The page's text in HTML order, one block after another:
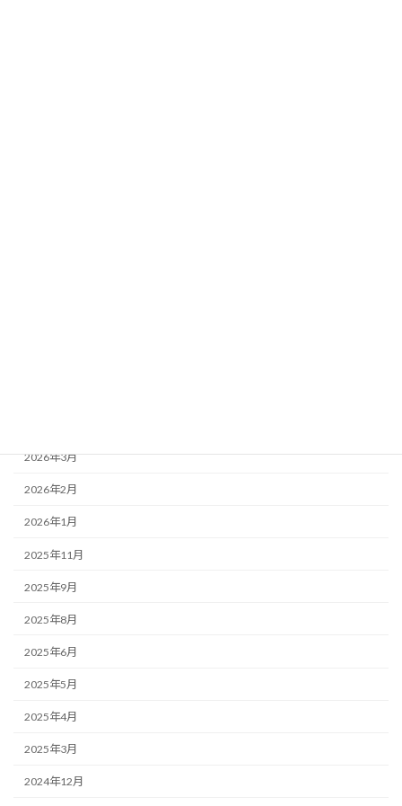
2026年3月
2026年2月
2026年1月
2025年11月
2025年9月
2025年8月
2025年6月
2025年5月
2025年4月
2025年3月
2024年12月